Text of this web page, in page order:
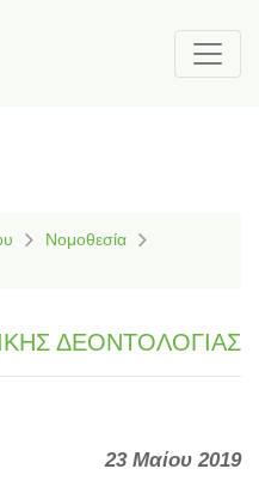
Νομοθεσία
ΔΕΟΝΤΟΛΟΓΙΑΣ
23 Μαίου 2019